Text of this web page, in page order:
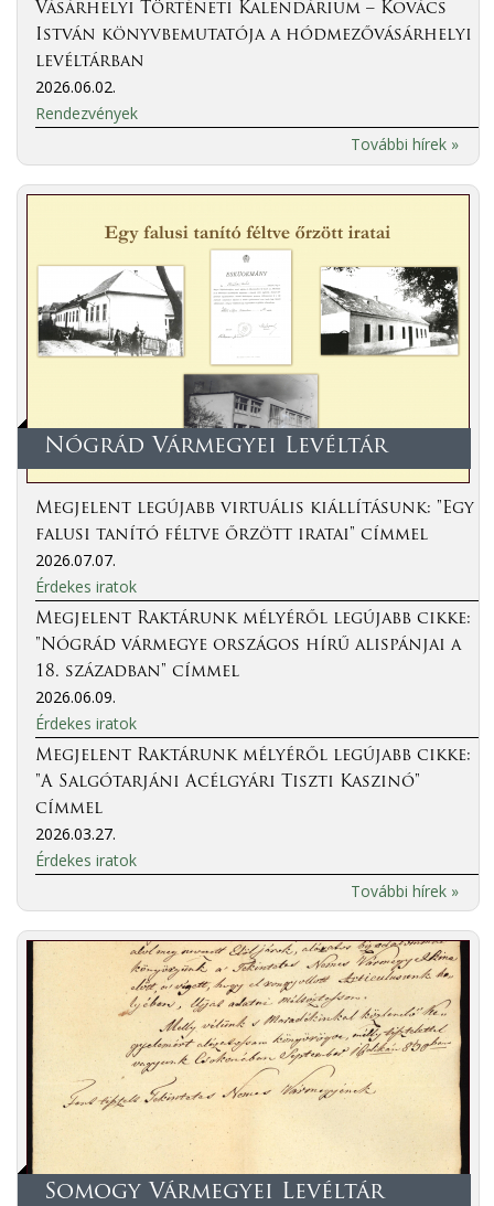
Vásárhelyi Történeti Kalendárium – Kovács
István könyvbemutatója a hódmezővásárhelyi
levéltárban
2026.06.02.
Rendezvények
További hírek »
Nógrád Vármegyei Levéltár
Megjelent legújabb virtuális kiállításunk: "Egy
falusi tanító féltve őrzött iratai" címmel
2026.07.07.
Érdekes iratok
Megjelent Raktárunk mélyéről legújabb cikke:
"Nógrád vármegye országos hírű alispánjai a
18. században" címmel
2026.06.09.
Érdekes iratok
Megjelent Raktárunk mélyéről legújabb cikke:
"A Salgótarjáni Acélgyári Tiszti Kaszinó"
címmel
2026.03.27.
Érdekes iratok
További hírek »
Somogy Vármegyei Levéltár